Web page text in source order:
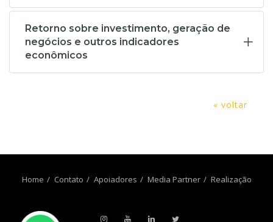
Retorno sobre investimento, geração de
negócios e outros indicadores
econômicos
« voltar
Home Contato Apoiadores Media Partner Realização